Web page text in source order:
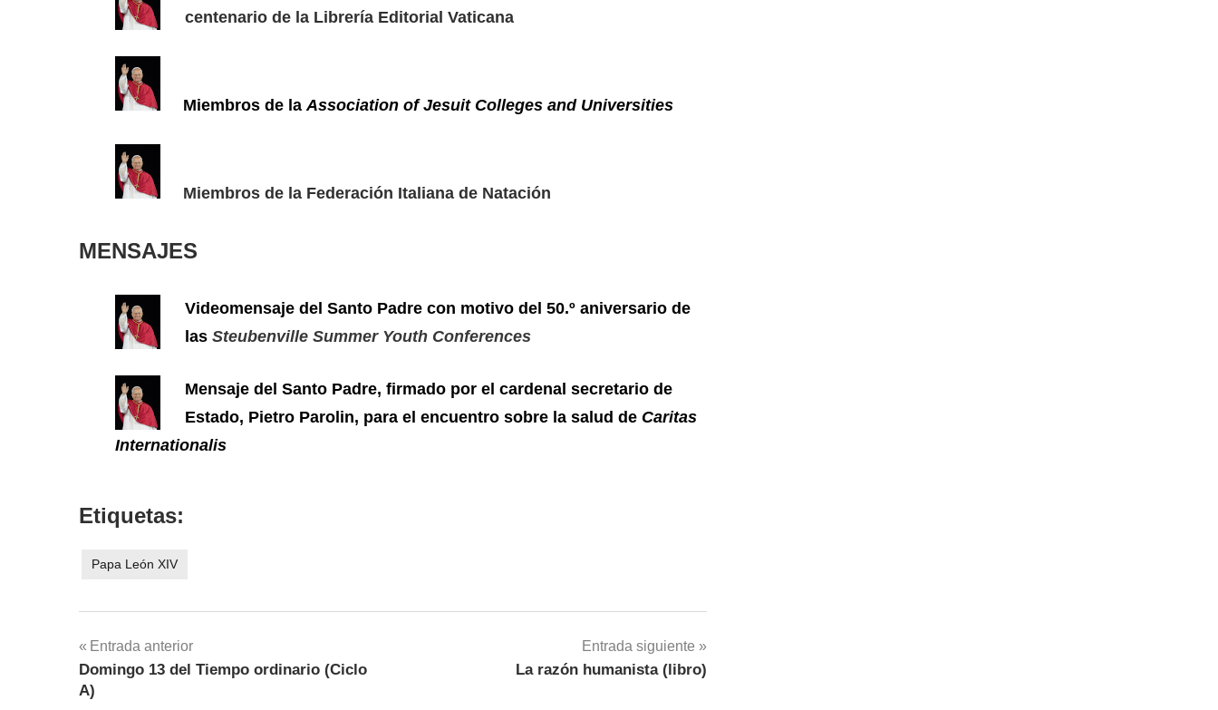
centenario de la Librería Editorial Vaticana
Miembros de laAssociation of Jesuit Colleges and Universities
Miembros de la Federación Italiana de Natación
MENSAJES
Videomensaje del Santo Padre con motivo del 50.º aniversario de
las Steubenville Summer Youth Conferences
Mensaje del Santo Padre, firmado por el cardenal secretario de
Estado, Pietro Parolin, para el encuentro sobre la salud de Caritas
Internationalis
Etiquetas:
Papa León XIV
Navegación
de
Entrada anterior
Domingo 13 del Tiempo ordinario (Ciclo
A)
Entrada siguiente
La razón humanista (libro)